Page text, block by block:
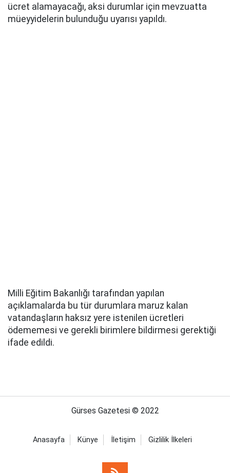
ücret alamayacağı, aksi durumlar için mevzuatta
müeyyidelerin bulunduğu uyarısı yapıldı.
Milli Eğitim Bakanlığı tarafından yapılan
açıklamalarda bu tür durumlara maruz kalan
vatandaşların haksız yere istenilen ücretleri
ödememesi ve gerekli birimlere bildirmesi gerektiği
ifade edildi.
Gürses Gazetesi © 2022
Anasayfa Künye İletişim Gizlilik İlkeleri